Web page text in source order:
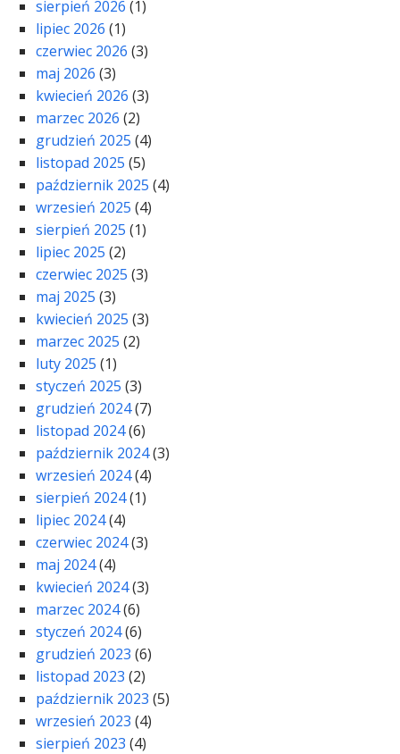
sierpień 2026 (1)
lipiec 2026 (1)
czerwiec 2026 (3)
maj 2026 (3)
kwiecień 2026 (3)
marzec 2026 (2)
grudzień 2025 (4)
listopad 2025 (5)
październik 2025 (4)
wrzesień 2025 (4)
sierpień 2025 (1)
lipiec 2025 (2)
czerwiec 2025 (3)
maj 2025 (3)
kwiecień 2025 (3)
marzec 2025 (2)
luty 2025 (1)
styczeń 2025 (3)
grudzień 2024(7)
listopad 2024(6)
październik 2024(3)
wrzesień 2024(4)
sierpień 2024(1)
lipiec 2024(4)
czerwiec 2024(3)
maj 2024(4)
kwiecień 2024(3)
marzec 2024(6)
styczeń 2024(6)
grudzień 2023 (6)
listopad 2023 (2)
październik 2023 (5)
wrzesień 2023 (4)
sierpień 2023 (4)